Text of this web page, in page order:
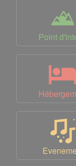
Point